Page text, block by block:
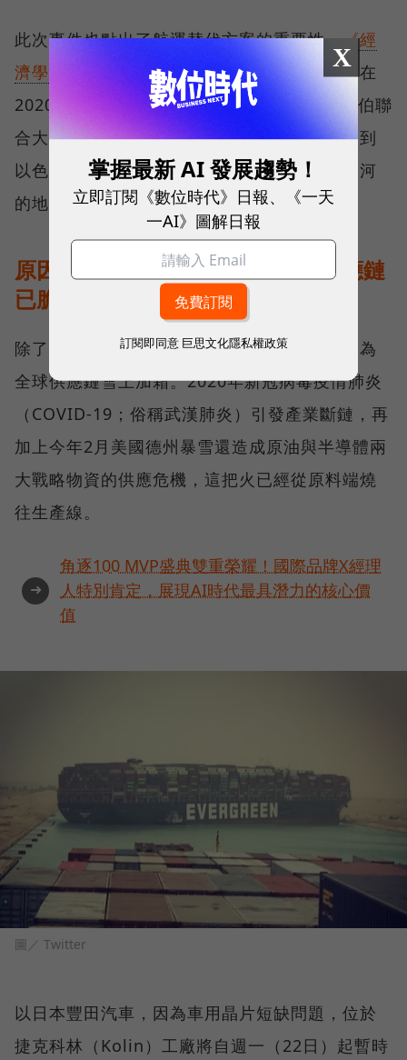
此次事件也點出了航運替代方案的重要性，
《經
濟學人》就看好輸油管重要將逐漸提升。例如在
2020年8月重新建立外交關係的以色列與阿拉伯聯
合大公國，就計畫將後者的石油透過油管輸送到
以色列境內再出口到歐洲，間接取代蘇伊士運河
的地位。
原因二：疫情、暴雪接連打擊，供應鏈
已脆弱不堪
除了如同咽喉般的戰略地位，目前僵局恐怕還為
全球供應鏈雪上加霜。2020年新冠病毒疫情肺炎
（COVID-19；俗稱武漢肺炎）引發產業斷鏈，再
加上今年2月美國德州暴雪還造成原油與半導體兩
大戰略物資的供應危機，這把火已經從原料端燒
往生產線。
➜
角逐100 MVP盛典雙重榮耀！國際品牌X經理
人特別肯定，展現AI時代最具潛力的核心價
值
圖／ Twitter
以日本豐田汽車，因為車用晶片短缺問題，位於
捷克科林（Kolin）工廠將自週一（22日）起暫時
X
掌握最新 AI 發展趨勢！
立即訂閱《數位時代》日報、《一天
一AI》圖解日報
訂閱即同意 巨思文化隱私權政策